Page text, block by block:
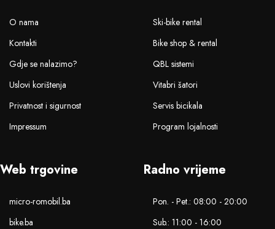
O nama
Kontakti
Gdje se nalazimo?
Uslovi korištenja
Privatnost i sigurnost
Impressum
Ski-bike rental
Bike shop & rental
QBL sistemi
Vitabri šatori
Servis bicikala
Program lojalnosti
Web trgovine
micro-romobil.ba
bike.ba
Radno vrijeme
Pon. - Pet.: 08:00 - 20:00
Sub.: 11:00 - 16:00